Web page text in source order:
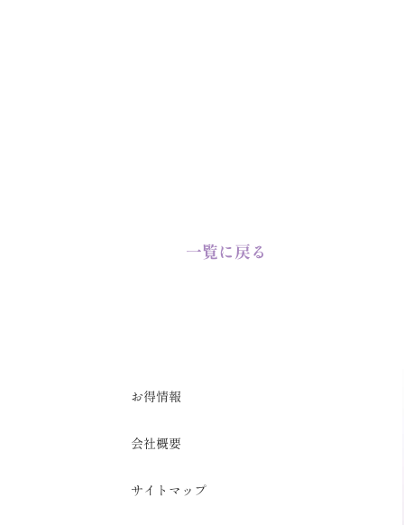
一覧に戻る
お得情報
会社概要
サイトマップ